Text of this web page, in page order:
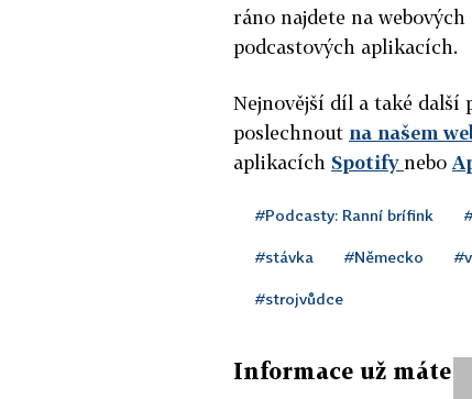
ráno najdete na
podcastových aplikacích.
Nejnovější díl a také další
poslechnout na našem
aplikacích Spotifynebo
#Podcasty: Ranní brífink
#stávka #Německo
#strojvůdce
Informace už máte